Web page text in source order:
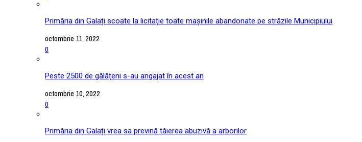
Primăria din Galați scoate la licitație toate mașinile abandonate pe străzile Municipiului
octombrie 11, 2022
0
Peste 2500 de gălățeni s-au angajat în acest an
octombrie 10, 2022
0
Primăria din Galați vrea sa prevină tăierea abuzivă a arborilor